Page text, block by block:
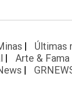
Últimas
Arte & Fama